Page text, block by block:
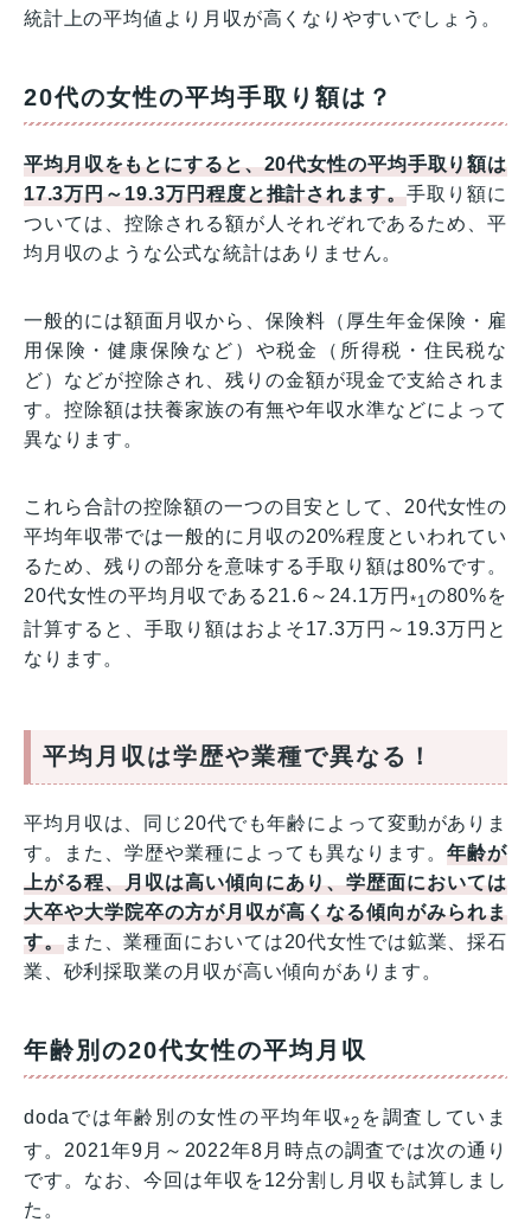
統計上の平均値より月収が高くなりやすいでしょう。
20代の女性の平均手取り額は？
平均月収をもとにすると、20代女性の平均手取り額は
17.3万円～19.3万円程度と推計されます。手取り額に
ついては、控除される額が人それぞれであるため、平
均月収のような公式な統計はありません。
一般的には額面月収から、保険料（厚生年金保険・雇
用保険・健康保険など）や税金（所得税・住民税な
ど）などが控除され、残りの金額が現金で支給されま
す。控除額は扶養家族の有無や年収水準などによって
異なります。
これら合計の控除額の一つの目安として、20代女性の
平均年収帯では一般的に月収の20%程度といわれてい
るため、残りの部分を意味する手取り額は80%です。
20代女性の平均月収である21.6～24.1万円 *1の80%を
計算すると、手取り額はおよそ17.3万円～19.3万円と
なります。
平均月収は学歴や業種で異なる！
平均月収は、同じ20代でも年齢によって変動がありま
す。また、学歴や業種によっても異なります。年齢が
上がる程、月収は高い傾向にあり、学歴面においては
大卒や大学院卒の方が月収が高くなる傾向がみられま
す。また、業種面においては20代女性では鉱業、採石
業、砂利採取業の月収が高い傾向があります。
年齢別の20代女性の平均月収
dodaでは年齢別の女性の平均年収*2 を調査していま
す。2021年9月～2022年8月時点の調査では次の通り
です。なお、今回は年収を12分割し月収も試算しまし
た。